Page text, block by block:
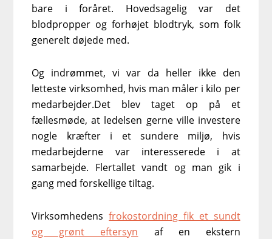
bare i foråret. Hovedsagelig var det
blodpropper og forhøjet blodtryk, som folk
generelt døjede med.
Og indrømmet, vi var da heller ikke den
letteste virksomhed, hvis man måler i kilo per
medarbejder.Det blev taget op på et
fællesmøde, at ledelsen gerne ville investere
nogle kræfter i et sundere miljø, hvis
medarbejderne var interesserede i at
samarbejde. Flertallet vandt og man gik i
gang med forskellige tiltag.
Virksomhedensfrokostordning fik et sundt
og grønt eftersyn af en ekstern